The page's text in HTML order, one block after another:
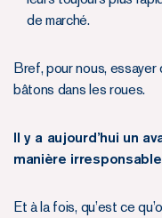
de marché.
Bref, pour nous,
bâtons dans les roues.
Il y a aujourd’hui un
manière
Et à la fois, qu’est ce